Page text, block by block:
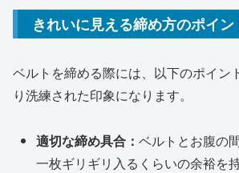
きれいに見える締め方のポイン
ベルトを締める際には、以下のポイン
り洗練された印象になります。
適切な締め具合：ベルトとお腹の
一枚ギリギリ入るくらいの余裕を